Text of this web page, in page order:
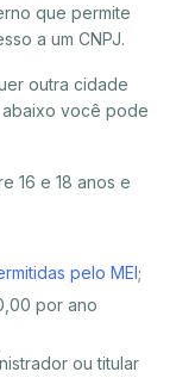
que permite
a um CNPJ.
outra cidade
você pode
16 e 18 anos e
pelo MEI;
por ano
ou titular